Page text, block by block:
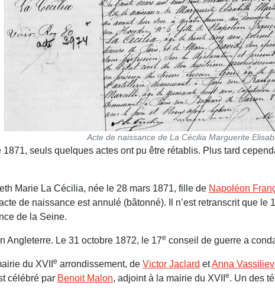
Acte de naissance de La Cécilia Marguerite
seuls quelques actes ont pu être réta­blis. Plus tard
Marie La Cécilia, née le 28 mars 1871, fille de Napoléon
de nais­sance est annulé (bâtonné). Il n’est retranscrit que le 1
de la Seine.
Angleterre. Le 31 octobre 1872, le 17e conseil de guerre a
du XVII e arrondissement, de Victor Jaclard etAnna
célébré par Benoit Malon, adjoint à la mairie du XVII e. Un des